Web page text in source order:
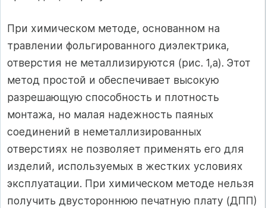
При химическом методе, основанном на
травлении фольгированного диэлектрика,
отверстия не металлизируются (рис. 1,а). Этот
метод простой и обеспечивает высокую
разрешающую способность и плотность
монтажа, но малая надежность паяных
соединений в неметаллизированных
отверстиях не позволяет применять его для
изделий, используемых в жестких условиях
эксплуатации. При химическом методе нельзя
получить двустороннюю печатную плату (ДПП)